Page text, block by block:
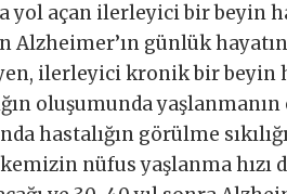
yol açan ilerleyici bir beyin
Alzheimer’ın günlük
ilerleyici kronik bir beyin
oluşumunda
hastalığın görülme
nüfus yaşlanma hızı